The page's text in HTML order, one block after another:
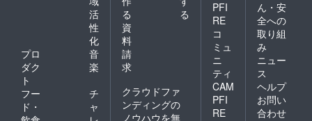
ます。
ホテル
によっ
ては2名
宿泊で
きる場
合もあ
るの
で、必
要な場
ます。
宿泊希
望日が
お決ま
りにな
りまし
たらお
早めに
ご連絡
くださ
ス南海
大阪 ●
京町家
雅 釜座
邸 しも
座庵 ●
ガーデ
ンホテ
ル金沢
●シタ
ビーチ
サイド
ホテル
●ワイズ
イン那
覇小禄
駅前 ●
シタ
ディー
ンなん
活
性
化
プロ
ダク
ト
音
楽
フー
ド・
チ
ャ
る
る
資
料
請
求
クラウドファ
ンディングの
ノウハウを無
PFI
RE
コ
ミュ
ニ
ティ
CAM
PFI
RE
ん・安
全への
取り組
み
ニュー
ス
ヘルプ
お問い
合わせ